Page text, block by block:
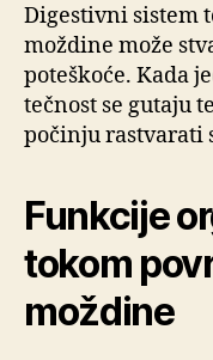
Digestivni sistem
moždine može
poteškoće. Kada
tečnost se gutaju
počinju rastvarati
Funkcije
tokom
moždine